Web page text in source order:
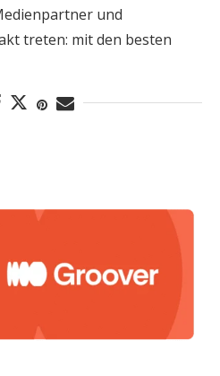
und
treten: mit den besten